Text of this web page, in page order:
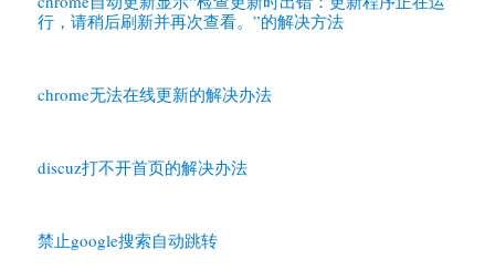
行，请稍后刷新并再次查看。”的解决方法
chrome无法在线更新的解决办法
discuz打不开首页的解决办法
禁止google搜索自动跳转